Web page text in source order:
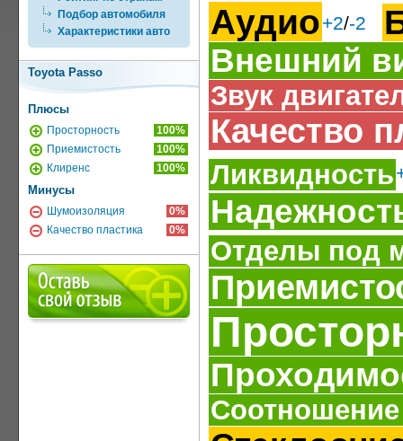
Подбор автомобиля
Характеристики авто
Toyota Passo
Плюсы
Просторность
100%
Приемистость
100%
Клиренс
100%
Минусы
Шумоизоляция
0%
Качество пластика
0%
Аудио+2/-2
Внешний
Звук
Качество
Ликвидность
Отделы под
Соотношение